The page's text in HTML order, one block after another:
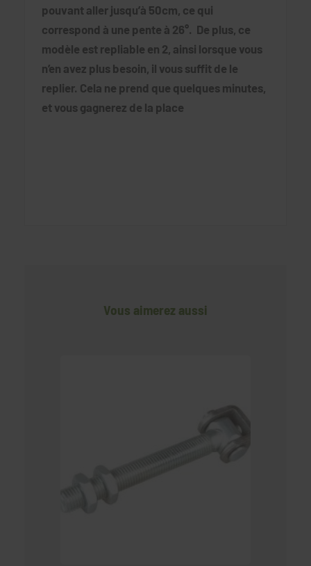
pouvant aller jusqu’à 50cm, ce qui
correspond à une pente à 26°. De plus, ce
modèle est repliable en 2, ainsi lorsque vous
n’en avez plus besoin, il vous suffit de le
replier. Cela ne prend que quelques minutes,
et vous gagnerez de la place
Vous aimerez aussi